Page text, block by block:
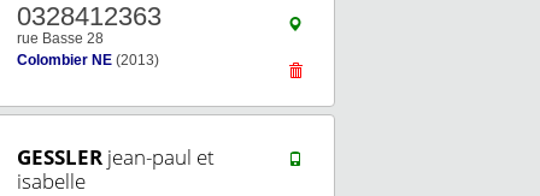
0328412363
rue Basse 28
Colombier NE (2013)
GESSLER jean-paul et
isabelle